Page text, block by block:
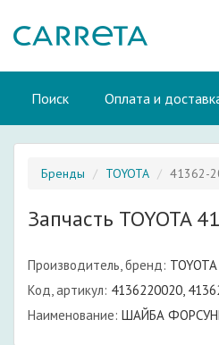
Поиск Оплата и
Бренды TOYOTA 41362-
Запчасть TOYOTA
Производитель, бренд: TOYOTA
Код, артикул: 4136220020,
Наименование: ШАЙБА